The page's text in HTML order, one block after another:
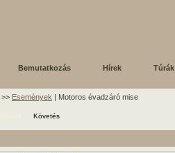
Bemutatkozás Hírek Túrák
>> Események | Motoros évadzáró mise
Követés